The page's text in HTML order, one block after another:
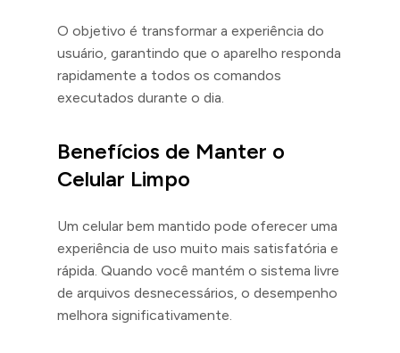
O objetivo é transformar a experiência do
usuário, garantindo que o aparelho responda
rapidamente a todos os comandos
executados durante o dia.
Benefícios de Manter o
Celular Limpo
Um celular bem mantido pode oferecer uma
experiência de uso muito mais satisfatória e
rápida. Quando você mantém o sistema livre
de arquivos desnecessários, o desempenho
melhora significativamente.